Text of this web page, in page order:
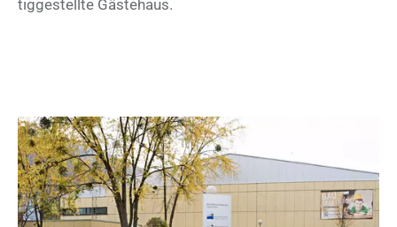
tig­ge­stell­te Gäs­te­haus.